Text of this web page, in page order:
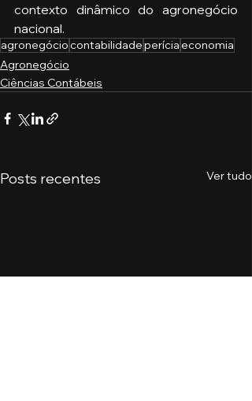
contexto dinâmico do agronegócio
nacional.
agronegóciocontabilidadeperíciaeconomia
Agronegócio
Ciências Contábeis
Posts recentes Ver tudo